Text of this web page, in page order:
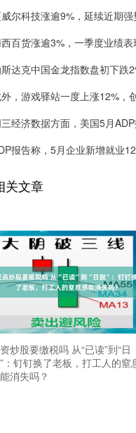
科技涨逾9%，延续近期强
货涨逾3%，一季度业绩表
克中国金龙指数盘初下跌
游戏驿站一度上涨12%，创
济数据方面，美国5月ADP
告称，5月企业新增就业
关文章
炒股要缴税吗 从“已读”到“日
：钉钉换了老板，打工人的窒
消失吗？